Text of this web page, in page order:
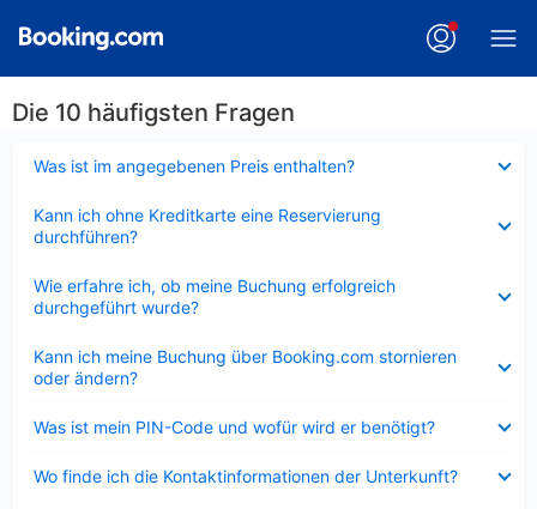
Die 10 häufigsten Fragen
Was ist im angegebenen Preis enthalten?
Kann ich ohne Kreditkarte eine Reservierung
durchführen?
Wie erfahre ich, ob meine Buchung erfolgreich
durchgeführt wurde?
Kann ich meine Buchung über Booking.com stornieren
oder ändern?
Was ist mein PIN-Code und wofür wird er benötigt?
Wo finde ich die Kontaktinformationen der Unterkunft?